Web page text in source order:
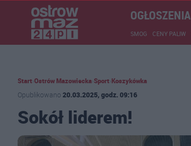
OGŁOSZENIA
SMOG CENY PALIW
Start Ostrów Mazowiecka Sport Koszykówka
Opublikowano 20.03.2025, godz. 09:16
Sokół liderem!